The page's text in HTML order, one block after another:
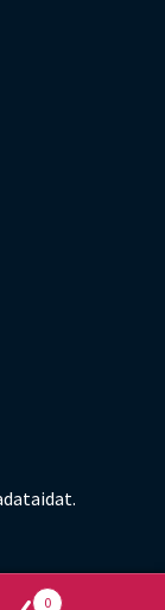
0